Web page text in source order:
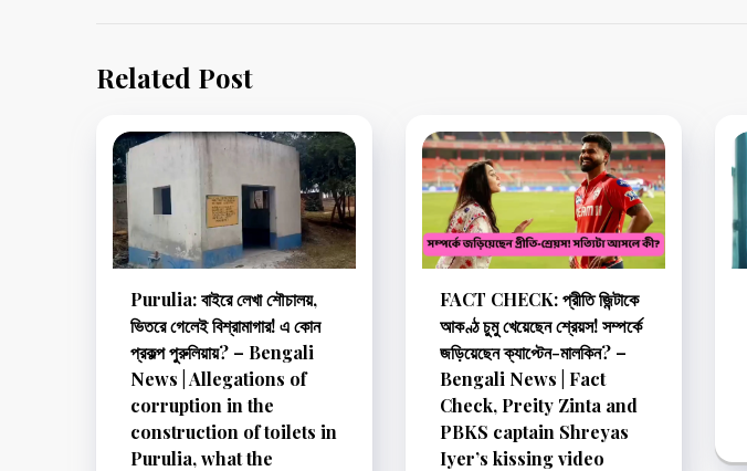
Related Post
Purulia: বাইরে লেখা শৌচালয়,
ভিতরে গেলেই বিশ্রামাগার! এ কোন
প্রকল্প পুরুলিয়ায়? – Bengali
News | Allegations of
corruption in the
construction of toilets in
Purulia, what the
FACT CHECK: প্রীতি জিন্টাকে
আকণ্ঠ চুমু খেয়েছেন শ্রেয়স! সম্পর্কে
জড়িয়েছেন ক্যাপ্টেন-মালকিন? –
Bengali News | Fact
Check, Preity Zinta and
PBKS captain Shreyas
Iyer’s kissing video